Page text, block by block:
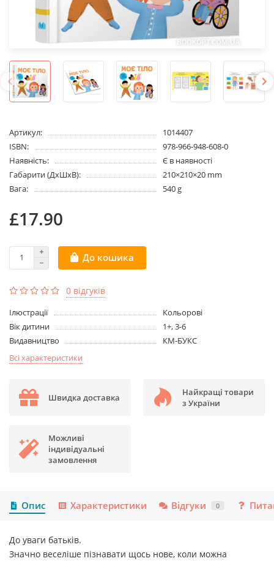
Артикул:
1014407
ISBN:
978-966-948-608-0
Наявність:
Є в наявності
Габарити (ДхШхВ):
210×210×20 mm
Вага:
540 g
£17.90
До кошика
0 відгуків
Ілюстрації
Кольорові
Вік дитини
1+, 3-6
Видавництво
КМ-БУКС
Всі характеристики
Швидка доставка
Найкращі товари
з України
Можливі
індивідуальні
замовлення
Опис Характеристики Відгуки 0
До уваги батьків.
Значно веселіше пізнавати щось нове, коли можна